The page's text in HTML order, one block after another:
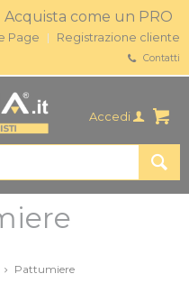
| Acquista come un PRO
Page Registrazione cliente
Contatti
Accedi
Pattumiere